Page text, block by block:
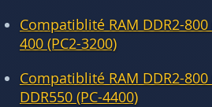
Compatiblité RAM DDR2-800
400 (PC2-3200)
Compatiblité RAM DDR2-800
DDR550 (PC-4400)